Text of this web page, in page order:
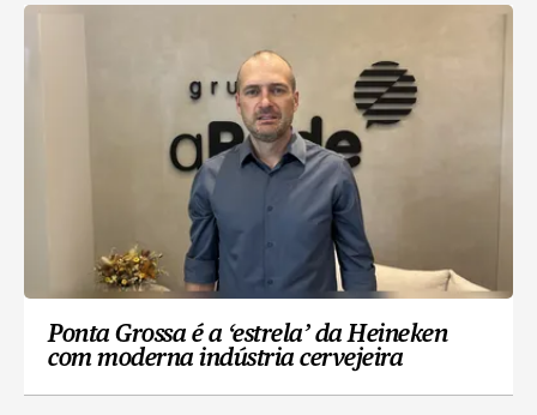
Ponta Grossa é a ‘estrela’ da Heineken
com moderna indústria cervejeira